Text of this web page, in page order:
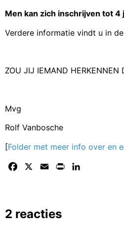
Men kan zich inschrijven tot
Verdere informatie vindt u in de
ZOU JIJ IEMAND HERKENNEN
Mvg
Rolf Vanbosche
[Folder met meer info over en
Facebook Email Print
2 reacties